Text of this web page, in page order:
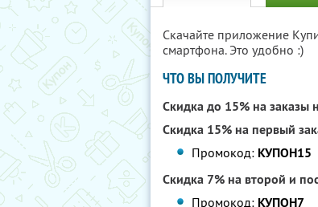
Скачайте приложение
смартфона. Это удобно :)
ЧТО ВЫ ПОЛУЧИТЕ
Скидка до 15% на заказы
Скидка 15% на первый
Промокод: КУПОН15
Скидка 7% на второй и
Промокод: КУПОН7